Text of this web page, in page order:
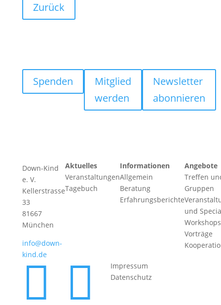
Zurück
Spenden
Mitglied
werden
Newsletter
abonnieren
Down-Kind
e. V.
Kellerstrasse
33
81667
München
info@down-
kind.de
Aktuelles
Veranstaltungen
Tagebuch
Informationen
Allgemein
Beratung
Erfahrungsberichte
Angebote
Treffen
Gruppen
und
Vorträge
 
Impressum
Datenschutz